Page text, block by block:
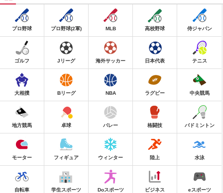
プロ野球 プロ野球(2軍) MLB 高校野球 侍ジャパン
ゴルフ Jリーグ 海外サッカー 日本代表 テニス
大相撲 Bリーグ NBA ラグビー 中央競馬
地方競馬 卓球 バレー 格闘技 バドミントン
モーター フィギュア ウィンター 陸上 水泳
自転車 学生スポーツ Doスポーツ ビジネス eスポーツ